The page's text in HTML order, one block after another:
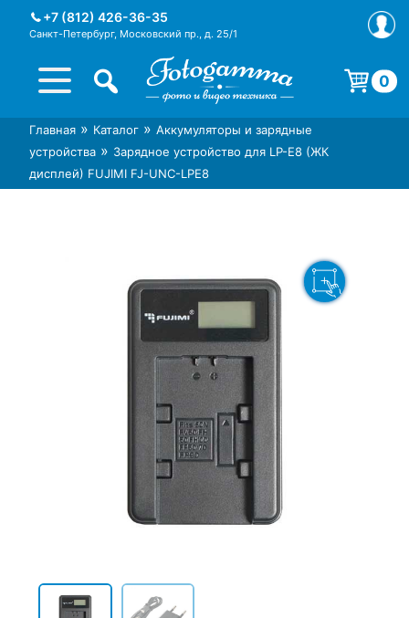
+7 (812) 426-36-35
Санкт-Петербург, Московский пр., д. 25/1
Интернет-магазин фототехники
Foto-Gamma в СПб
Магазин фотоаксессуаров foto-
gamma.ru
0
Корзина пуста.
Главная » Каталог » Аккумуляторы и зарядные
устройства » Зарядное устройство для LP-E8 (ЖК
дисплей) FUJIMI FJ-UNC-LPE8